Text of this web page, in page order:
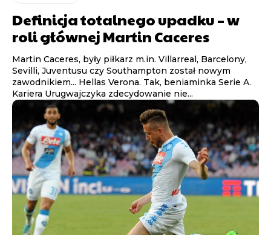
Definicja totalnego upadku – w
roli głównej Martin Caceres
Martin Caceres, były piłkarz m.in. Villarreal, Barcelony,
Sevilli, Juventusu czy Southampton został nowym
zawodnikiem... Hellas Verona. Tak, beniaminka Serie A.
Kariera Urugwajczyka zdecydowanie nie...